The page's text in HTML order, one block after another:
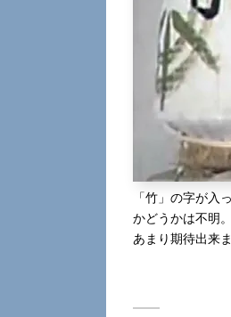
「竹」の字が入
かどうかは不明。
あまり期待出来